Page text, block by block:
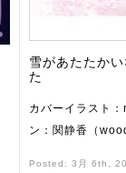
雪があたたか
た
カバーイラスト
ン：関静香（
Posted: 3月 6th,